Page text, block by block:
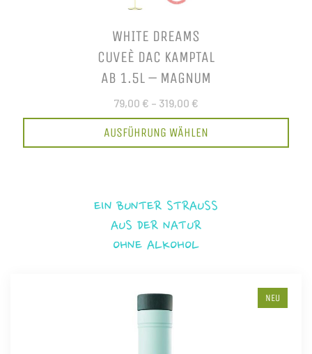
WHITE DREAMS
CUVEÈ DAC KAMPTAL
AB 1.5L – MAGNUM
79,00 € – 319,00 €
AUSFÜHRUNG WÄHLEN
EIN BUNTER STRAUSS
AUS DER NATUR
OHNE ALKOHOL
NEU